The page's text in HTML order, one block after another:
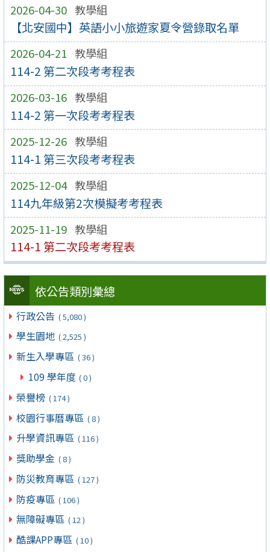
2026-04-30 教學組
【北安國中】英語小小旅遊家夏令營錄取名單
2026-04-21 教學組
114-2 第二次段考考程表
2026-03-16 教學組
114-2 第一次段考考程表
2025-12-26 教學組
114-1 第三次段考考程表
2025-12-04 教學組
114九年級第2次模擬考考程表
2025-11-19 教學組
114-1 第二次段考考程表
依公告類別彙總
行政公告 ( 5,080 )
學生園地 ( 2,525 )
新生入學專區 ( 36 )
109 學年度 ( 0 )
榮譽榜 ( 174 )
校園行事曆專區 ( 8 )
升學資訊專區 ( 116 )
獎助學金 ( 8 )
防災教育專區 ( 127 )
防疫專區 ( 106 )
無障礙專區 ( 12 )
酷課APP專區 ( 10 )